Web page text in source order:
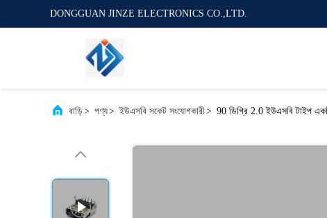
DONGGUAN JINZE ELECTRONICS CO.,LTD.
বাড়ি> পণ্য> ইউএসবি সকেট সংযোগকারী> 90 ডিগ্রি 2.0 ইউএসবি টাইপ